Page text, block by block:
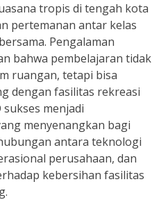
tropis di tengah kota
pertemanan antar kelas
Pengalaman
bahwa pembelajaran tidak
ruangan, tetapi bisa
dengan fasilitas rekreasi
sukses menjadi
menyenangkan bagi
antara teknologi
perusahaan, dan
kebersihan fasilitas